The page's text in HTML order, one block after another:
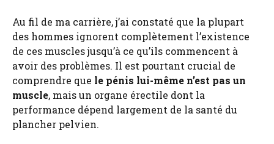
Au fil de ma carrière, j’ai constaté que la plupart
des hommes ignorent complètement l’existence
de ces muscles jusqu’à ce qu’ils commencent à
avoir des problèmes. Il est pourtant crucial de
comprendre que le pénis lui-même n’est pas un
muscle, mais un organe érectile dont la
performance dépend largement de la santé du
plancher pelvien.